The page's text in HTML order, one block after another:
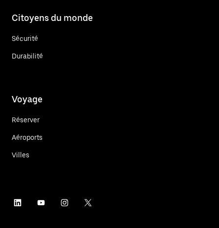
Citoyens du monde
Sécurité
Durabilité
Voyage
Réserver
Aéroports
Villes